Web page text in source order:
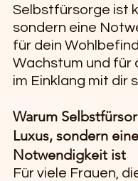
Selbstfürsorge ist
sondern eine
für dein
Wachstum und für
im Einklang mit dir
Warum
Luxus, sondern eine
Notwendigkeit ist
Für viele Frauen,